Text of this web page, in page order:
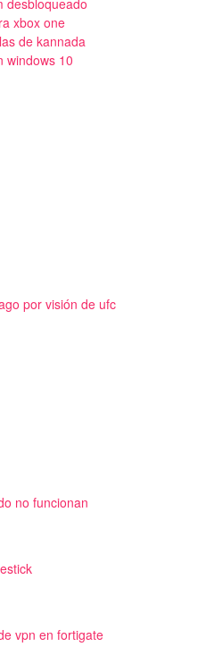
desbloqueado
xbox one
de kannada
windows 10
por visión de ufc
no funcionan
vpn en fortigate